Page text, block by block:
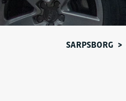
SARPSBORG >